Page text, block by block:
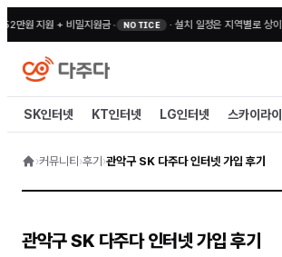
만원 지원 + 비밀지원금• NOTICE · 설치 일정은 지역별로 상이
SK인터넷 KT인터넷 LG인터넷 스카이라
›커뮤니티 ›후기 ›관악구 SK 다주다 인터넷 가입 후기
관악구 SK 다주다 인터넷 가입 후기